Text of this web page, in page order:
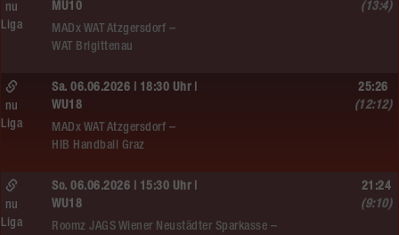
MU10
MADx WAT Atzgersdorf –
WAT Brigittenau
nu
Liga
(13:4)
Sa. 06.06.2026 | 18:30 Uhr |
WU18
MADx WAT Atzgersdorf –
HIB Handball Graz
nu
Liga
25:26
(12:12)
So. 06.06.2026 | 15:30 Uhr |
WU18
Roomz JAGS Wiener Neustädter Sparkasse –
nu
Liga
21:24
(9:10)